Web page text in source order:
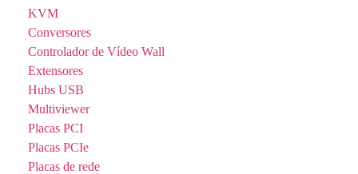
KVM
Conversores
Controlador de Vídeo Wall
Extensores
Hubs USB
Multiviewer
Placas PCI
Placas PCIe
Placas de rede